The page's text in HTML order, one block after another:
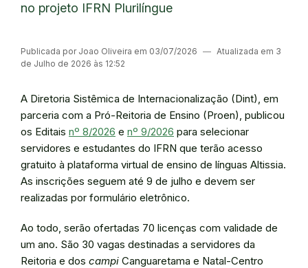
no projeto IFRN Plurilíngue
Publicada por Joao Oliveira em 03/07/2026 ― Atualizada em 3
de Julho de 2026 às 12:52
A Diretoria Sistêmica de Internacionalização (Dint), em
parceria com a Pró-Reitoria de Ensino (Proen), publicou
os Editais nº 8/2026 e nº 9/2026 para selecionar
servidores e estudantes do IFRN que terão acesso
gratuito à plataforma virtual de ensino de línguas Altissia.
As inscrições seguem até 9 de julho e devem ser
realizadas por formulário eletrônico.
Ao todo, serão ofertadas 70 licenças com validade de
um ano. São 30 vagas destinadas a servidores da
Reitoria e dos campi Canguaretama e Natal-Centro